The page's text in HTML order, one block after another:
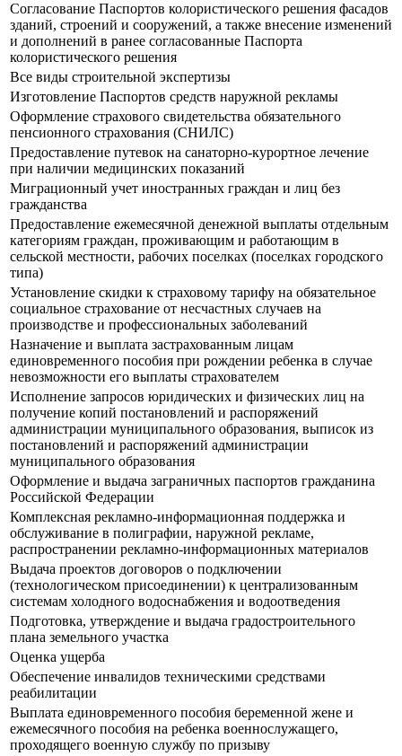
Согласование Паспортов колористического решения фасадов
зданий, строений и сооружений, а также внесение изменений
и дополнений в ранее согласованные Паспорта
колористического решения
Все виды строительной экспертизы
Изготовление Паспортов средств наружной рекламы
Оформление страхового свидетельства обязательного
пенсионного страхования (СНИЛС)
Предоставление путевок на санаторно-курортное лечение
при наличии медицинских показаний
Миграционный учет иностранных граждан и лиц без
гражданства
Предоставление ежемесячной денежной выплаты отдельным
категориям граждан, проживающим и работающим в
сельской местности, рабочих поселках (поселках городского
типа)
Установление скидки к страховому тарифу на обязательное
социальное страхование от несчастных случаев на
производстве и профессиональных заболеваний
Назначение и выплата застрахованным лицам
единовременного пособия при рождении ребенка в случае
невозможности его выплаты страхователем
Исполнение запросов юридических и физических лиц на
получение копий постановлений и распоряжений
администрации муниципального образования, выписок из
постановлений и распоряжений администрации
муниципального образования
Оформление и выдача заграничных паспортов гражданина
Российской Федерации
Комплексная рекламно-информационная поддержка и
обслуживание в полиграфии, наружной рекламе,
распространении рекламно-информационных материалов
Выдача проектов договоров о подключении
(технологическом присоединении) к централизованным
системам холодного водоснабжения и водоотведения
Подготовка, утверждение и выдача градостроительного
плана земельного участка
Оценка ущерба
Обеспечение инвалидов техническими средствами
реабилитации
Выплата единовременного пособия беременной жене и
ежемесячного пособия на ребенка военнослужащего,
проходящего военную службу по призыву